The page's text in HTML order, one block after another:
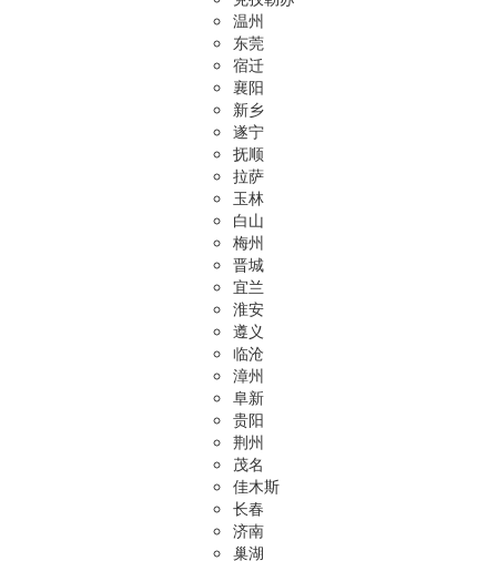
温州
东莞
宿迁
襄阳
新乡
遂宁
抚顺
拉萨
玉林
白山
梅州
晋城
宜兰
淮安
遵义
临沧
漳州
阜新
贵阳
荆州
茂名
佳木斯
长春
济南
巢湖